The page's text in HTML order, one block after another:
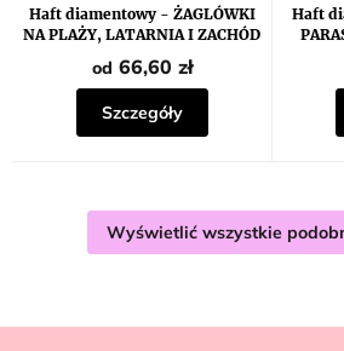
Haft diamentowy - ŻAGLÓWKI
NA PLAŻY, LATARNIA I ZACHÓD
SŁOŃCA
od 66,60 zł
Szczegóły
Haft
Wyświetlić wszystkie